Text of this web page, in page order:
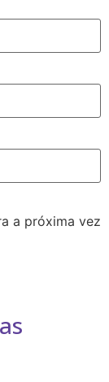
a próxima vez